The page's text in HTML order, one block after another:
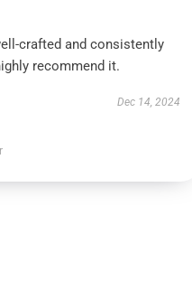
crafted and consistently
recommend it.
Dec 14, 2024